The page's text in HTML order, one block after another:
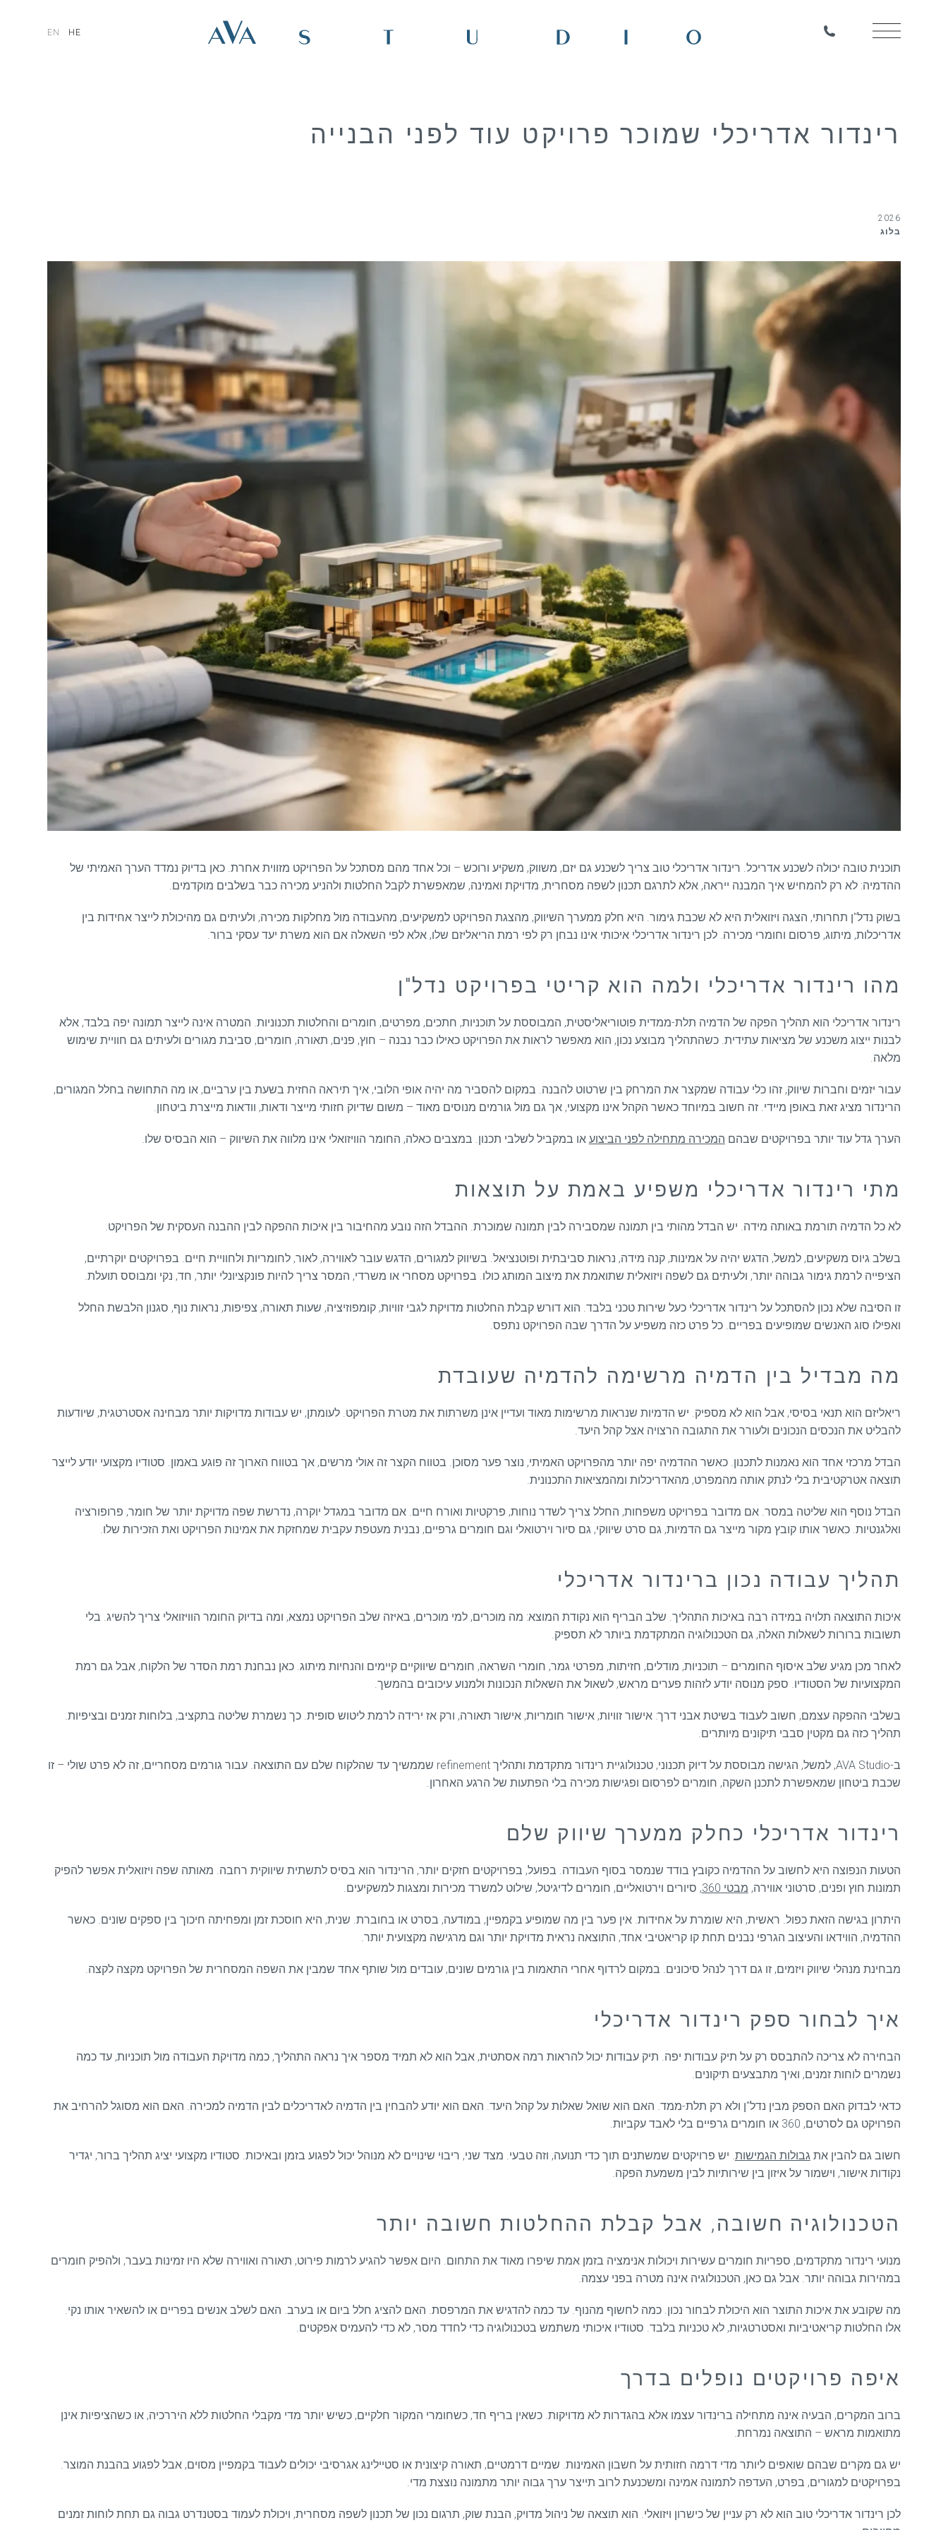
HE
EN
רינדור אדריכלי שמוכר פרויקט עוד לפני הבנייה
2026
בלוג
תוכנית טובה יכולה לשכנע אדריכל. רינדור אדריכלי טוב צריך לשכנע גם יזם, משווק, משקיע ורוכש – וכל אחד מהם מסתכל על הפרויקט מזווית אחרת. כאן בדיוק נמדד הערך האמיתי של
ההדמיה: לא רק להמחיש איך המבנה ייראה, אלא לתרגם תכנון לשפה מסחרית, מדויקת ואמינה, שמאפשרת לקבל החלטות ולהניע מכירה כבר בשלבים מוקדמים.
בשוק נדל"ן תחרותי, הצגה ויזואלית היא לא שכבת גימור. היא חלק ממערך השיווק, מהצגת הפרויקט למשקיעים, מהעבודה מול מחלקות מכירה, ולעיתים גם מהיכולת לייצר אחידות בין
אדריכלות, מיתוג, פרסום וחומרי מכירה. לכן רינדור אדריכלי איכותי אינו נבחן רק לפי רמת הריאליזם שלו, אלא לפי השאלה אם הוא משרת יעד עסקי ברור.
מהו רינדור אדריכלי ולמה הוא קריטי בפרויקט נדל"ן
רינדור אדריכלי הוא תהליך הפקה של הדמיה תלת-ממדית פוטוריאליסטית, המבוססת על תוכניות, חתכים, מפרטים, חומרים והחלטות תכנוניות. המטרה אינה לייצר תמונה יפה בלבד, אלא
לבנות ייצוג משכנע של מציאות עתידית. כשהתהליך מבוצע נכון, הוא מאפשר לראות את הפרויקט כאילו כבר נבנה – חוץ, פנים, תאורה, חומרים, סביבת מגורים ולעיתים גם חוויית שימוש
מלאה.
עבור יזמים וחברות שיווק, זהו כלי עבודה שמקצר את המרחק בין שרטוט להבנה. במקום להסביר מה יהיה אופי הלובי, איך תיראה החזית בשעת בין ערביים, או מה התחושה בחלל המגורים,
הרינדור מציג זאת באופן מיידי. זה חשוב במיוחד כאשר הקהל אינו מקצועי, אך גם מול גורמים מנוסים מאוד – משום שדיוק חזותי מייצר ודאות, וודאות מייצרת ביטחון.
הערך גדל עוד יותר בפרויקטים שבהם המכירה מתחילה לפני הביצוע או במקביל לשלבי תכנון. במצבים כאלה, החומר הוויזואלי אינו מלווה את השיווק – הוא הבסיס שלו.
מתי רינדור אדריכלי משפיע באמת על תוצאות
לא כל הדמיה תורמת באותה מידה. יש הבדל מהותי בין תמונה שמסבירה לבין תמונה שמוכרת. ההבדל הזה נובע מהחיבור בין איכות ההפקה לבין ההבנה העסקית של הפרויקט.
בשלב גיוס משקיעים, למשל, הדגש יהיה על אמינות, קנה מידה, נראות סביבתית ופוטנציאל. בשיווק למגורים, הדגש עובר לאווירה, לאור, לחומריות ולחוויית חיים. בפרויקטים יוקרתיים,
הציפייה לרמת גימור גבוהה יותר, ולעיתים גם לשפה ויזואלית שתואמת את מיצוב המותג כולו. בפרויקט מסחרי או משרדי, המסר צריך להיות פונקציונלי יותר, חד, נקי ומבוסס תועלת.
זו הסיבה שלא נכון להסתכל על רינדור אדריכלי כעל שירות טכני בלבד. הוא דורש קבלת החלטות מדויקת לגבי זוויות, קומפוזיציה, שעות תאורה, צפיפות, נראות נוף, סגנון הלבשת החלל
ואפילו סוג האנשים שמופיעים בפריים. כל פרט כזה משפיע על הדרך שבה הפרויקט נתפס.
מה מבדיל בין הדמיה מרשימה להדמיה שעובדת
ריאליזם הוא תנאי בסיסי, אבל הוא לא מספיק. יש הדמיות שנראות מרשימות מאוד ועדיין אינן משרתות את מטרת הפרויקט. לעומתן, יש עבודות מדויקות יותר מבחינה אסטרטגית, שיודעות
להבליט את הנכסים הנכונים ולעורר את התגובה הרצויה אצל קהל היעד.
הבדל מרכזי אחד הוא נאמנות לתכנון. כאשר ההדמיה יפה יותר מהפרויקט האמיתי, נוצר פער מסוכן. בטווח הקצר זה אולי מרשים, אך בטווח הארוך זה פוגע באמון. סטודיו מקצועי יודע לייצר
תוצאה אטרקטיבית בלי לנתק אותה מהמפרט, מהאדריכלות ומהמציאות התכנונית.
הבדל נוסף הוא שליטה במסר. אם מדובר בפרויקט משפחות, החלל צריך לשדר נוחות, פרקטיות ואורח חיים. אם מדובר במגדל יוקרה, נדרשת שפה מדויקת יותר של חומר, פרופורציה
ואלגנטיות. כאשר אותו קובץ מקור מייצר גם הדמיות, גם סרט שיווקי, גם סיור וירטואלי וגם חומרים גרפיים, נבנית מעטפת עקבית שמחזקת את אמינות הפרויקט ואת הזכירות שלו.
תהליך עבודה נכון ברינדור אדריכלי
איכות התוצאה תלויה במידה רבה באיכות התהליך. שלב הבריף הוא נקודת המוצא: מה מוכרים, למי מוכרים, באיזה שלב הפרויקט נמצא, ומה בדיוק החומר הוויזואלי צריך להשיג. בלי
תשובות ברורות לשאלות האלה, גם הטכנולוגיה המתקדמת ביותר לא תספיק.
לאחר מכן מגיע שלב איסוף החומרים – תוכניות, מודלים, חזיתות, מפרטי גמר, חומרי השראה, חומרים שיווקיים קיימים והנחיות מיתוג. כאן נבחנת רמת הסדר של הלקוח, אבל גם רמת
המקצועיות של הסטודיו. ספק מנוסה יודע לזהות פערים מראש, לשאול את השאלות הנכונות ולמנוע עיכובים בהמשך.
בשלבי ההפקה עצמם, חשוב לעבוד בשיטת אבני דרך: אישור זוויות, אישור חומריות, אישור תאורה, ורק אז ירידה לרמת ליטוש סופית. כך נשמרת שליטה בתקציב, בלוחות זמנים ובציפיות.
תהליך כזה גם מקטין סבבי תיקונים מיותרים.
ב-AVA Studio, למשל, הגישה מבוססת על דיוק תכנוני, טכנולוגיית רינדור מתקדמת ותהליך refinement שממשיך עד שהלקוח שלם עם התוצאה. עבור גורמים מסחריים, זה לא פרט שולי – זו
שכבת ביטחון שמאפשרת לתכנן השקה, חומרים לפרסום ופגישות מכירה בלי הפתעות של הרגע האחרון.
רינדור אדריכלי כחלק ממערך שיווק שלם
הטעות הנפוצה היא לחשוב על ההדמיה כקובץ בודד שנמסר בסוף העבודה. בפועל, בפרויקטים חזקים יותר, הרינדור הוא בסיס לתשתית שיווקית רחבה. מאותה שפה ויזואלית אפשר להפיק
תמונות חוץ ופנים, סרטוני אווירה, מבטי 360 , סיורים וירטואליים, חומרים לדיגיטל, שילוט למשרד מכירות ומצגות למשקיעים.
היתרון בגישה הזאת כפול. ראשית, היא שומרת על אחידות. אין פער בין מה שמופיע בקמפיין, במודעה, בסרט או בחוברת. שנית, היא חוסכת זמן ומפחיתה חיכוך בין ספקים שונים. כאשר
ההדמיה, הווידאו והעיצוב הגרפי נבנים תחת קו קריאטיבי אחד, התוצאה נראית מדויקת יותר וגם מרגישה מקצועית יותר.
מבחינת מנהלי שיווק ויזמים, זו גם דרך לנהל סיכונים. במקום לרדוף אחרי התאמות בין גורמים שונים, עובדים מול שותף אחד שמבין את השפה המסחרית של הפרויקט מקצה לקצה.
איך לבחור ספק רינדור אדריכלי
הבחירה לא צריכה להתבסס רק על תיק עבודות יפה. תיק עבודות יכול להראות רמה אסתטית, אבל הוא לא תמיד מספר איך נראה התהליך, כמה מדויקת העבודה מול תוכניות, עד כמה
נשמרים לוחות זמנים, ואיך מתבצעים תיקונים.
כדאי לבדוק האם הספק מבין נדל"ן ולא רק תלת-ממד. האם הוא שואל שאלות על קהל היעד. האם הוא יודע להבחין בין הדמיה לאדריכלים לבין הדמיה למכירה. האם הוא מסוגל להרחיב את
הפרויקט גם לסרטים, 360 או חומרים גרפיים בלי לאבד עקביות.
חשוב גם להבין את גבולות הגמישות . יש פרויקטים שמשתנים תוך כדי תנועה, וזה טבעי. מצד שני, ריבוי שינויים לא מנוהל יכול לפגוע בזמן ובאיכות. סטודיו מקצועי יציג תהליך ברור, יגדיר
נקודות אישור, וישמור על איזון בין שירותיות לבין משמעת הפקה.
הטכנולוגיה חשובה, אבל קבלת ההחלטות חשובה יותר
מנועי רינדור מתקדמים, ספריות חומרים עשירות ויכולות אנימציה בזמן אמת שיפרו מאוד את התחום. היום אפשר להגיע לרמות פירוט, תאורה ואווירה שלא היו זמינות בעבר, ולהפיק חומרים
במהירות גבוהה יותר. אבל גם כאן, הטכנולוגיה אינה מטרה בפני עצמה.
מה שקובע את איכות התוצר הוא היכולת לבחור נכון. כמה לחשוף מהנוף. עד כמה להדגיש את המרפסת. האם להציג חלל ביום או בערב. האם לשלב אנשים בפריים או להשאיר אותו נקי.
אלו החלטות קריאטיביות ואסטרטגיות, לא טכניות בלבד. סטודיו איכותי משתמש בטכנולוגיה כדי לחדד מסר, לא כדי להעמיס אפקטים.
איפה פרויקטים נופלים בדרך
ברוב המקרים, הבעיה אינה מתחילה ברינדור עצמו אלא בהגדרות לא מדויקות. כשאין בריף חד, כשחומרי המקור חלקיים, כשיש יותר מדי מקבלי החלטות ללא היררכיה, או כשהציפיות אינן
מתואמות מראש – התוצאה נמרחת.
יש גם מקרים שבהם שואפים ליותר מדי דרמה חזותית על חשבון האמינות. שמיים דרמטיים, תאורה קיצונית או סטיילינג אגרסיבי יכולים לעבוד בקמפיין מסוים, אבל לפגוע בהבנת המוצר.
בפרויקטים למגורים, בפרט, העדפה לתמונה אמינה ומשכנעת לרוב תייצר ערך גבוה יותר מתמונה נוצצת מדי.
לכן רינדור אדריכלי טוב הוא לא רק עניין של כישרון ויזואלי. הוא תוצאה של ניהול מדויק, הבנת שוק, תרגום נכון של תכנון לשפה מסחרית, ויכולת לעמוד בסטנדרט גבוה גם תחת לוחות זמנים